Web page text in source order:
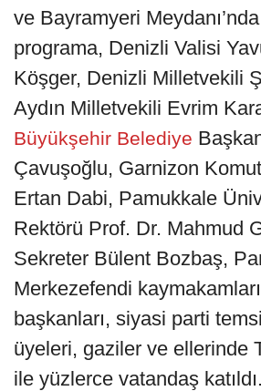
ve Bayramyeri
programa, Denizli Valisi
Köşger, Denizli Milletvekili
Aydın Milletvekili Evrim
Büyükşehir Belediye
Çavuşoğlu, Garnizon
Ertan Dabi, Pamukkale
Rektörü Prof. Dr. Mahmud
Sekreter Bülent Bozbaş,
Merkezefendi
başkanları, siyasi parti
üyeleri, gaziler ve ellerinde
ile yüzlerce vatandaş katıldı.